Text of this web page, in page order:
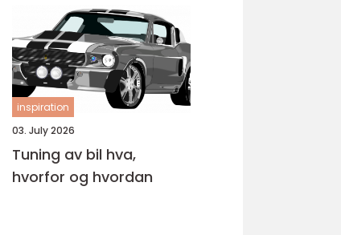
inspiration
03. July 2026
Tuning av bil hva,
hvorfor og hvordan